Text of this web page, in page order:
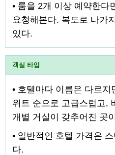
• 룸을 2개 이상 예약한다
요청해본다. 복도로 나가
있다.
객실 타입
• 호텔마다 이름은 다르
위트 순으로 고급스럽고,
개별 거실이 갖추어진 곳
• 일반적인 호텔 가격은
다.